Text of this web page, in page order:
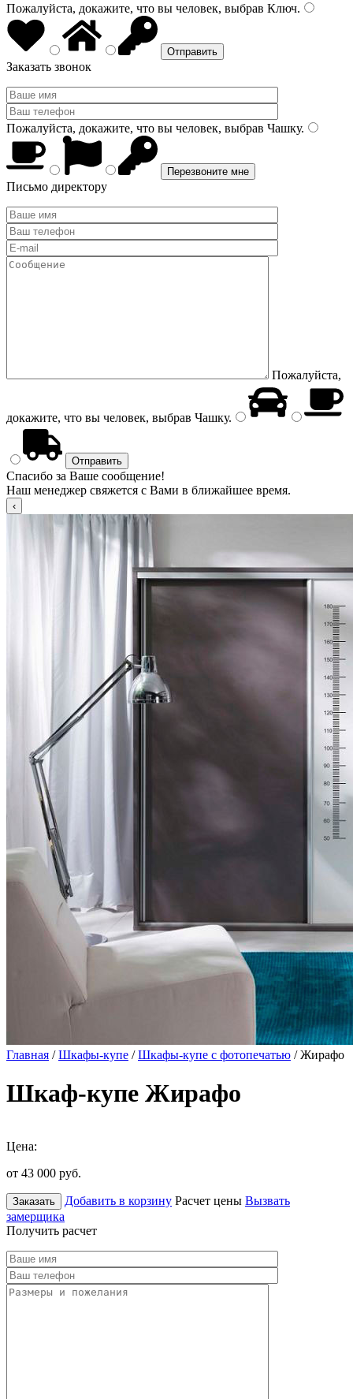
Пожалуйста, докажите, что вы человек, выбрав Ключ.
Заказать звонок
Пожалуйста, докажите, что вы человек, выбрав Чашку.
Письмо директору
Пожалуйста,
докажите, что вы человек, выбрав Чашку.
Спасибо за Ваше сообщение!
Наш менеджер свяжется с Вами в ближайшее время.
Главная /Шкафы-купе /Шкафы-купе с фотопечатью / Жирафо
Шкаф-купе Жирафо
Цена:
от 43 000 руб.
Заказать Добавить в корзину Расчет цены Вызвать
замерщика
Получить расчет